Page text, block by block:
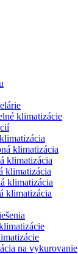
klimatizácie
klimatizácia
klimatizácia
klimatizácia
klimatizácia
klimatizácia
na vykurovanie